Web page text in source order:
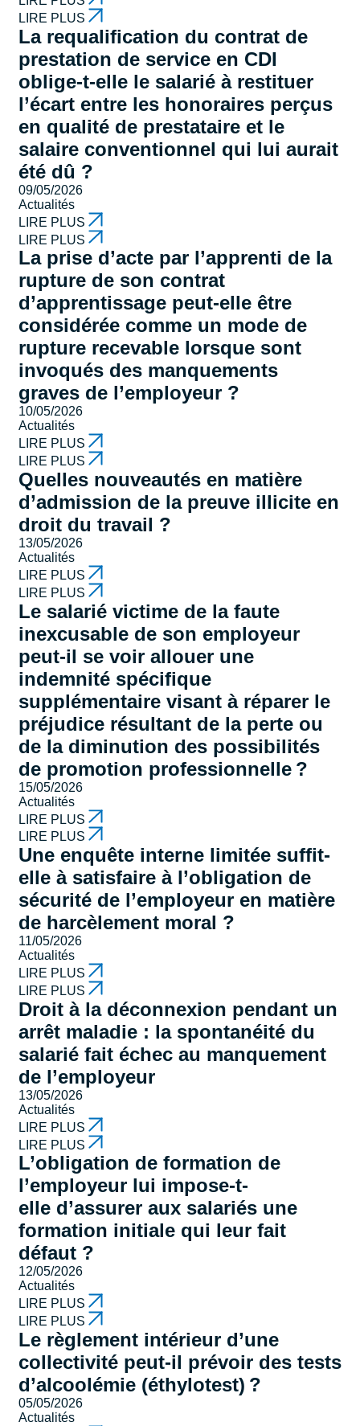
LIRE PLUS
La requalification du contrat de
prestation de service en CDI
oblige-t-elle le salarié à restituer
l’écart entre les honoraires perçus
en qualité de prestataire et le
salaire conventionnel qui lui aurait
été dû ?
09/05/2026
Actualités
LIRE PLUS
LIRE PLUS
La prise d’acte par l’apprenti de la
rupture de son contrat
d’apprentissage peut-elle être
considérée comme un mode de
rupture recevable lorsque sont
invoqués des manquements
graves de l’employeur ?
10/05/2026
Actualités
LIRE PLUS
LIRE PLUS
Quelles nouveautés en matière
d’admission de la preuve illicite en
droit du travail ?
13/05/2026
Actualités
LIRE PLUS
LIRE PLUS
Le salarié victime de la faute
inexcusable de son employeur
peut-il se voir allouer une
indemnité spécifique
supplémentaire visant à réparer le
préjudice résultant de la perte ou
de la diminution des possibilités
de promotion professionnelle ?
15/05/2026
Actualités
LIRE PLUS
LIRE PLUS
Une enquête interne limitée suffit-
elle à satisfaire à l’obligation de
sécurité de l’employeur en matière
de harcèlement moral ?
11/05/2026
Actualités
LIRE PLUS
LIRE PLUS
Droit à la déconnexion pendant un
arrêt maladie : la spontanéité du
salarié fait échec au manquement
de l’employeur
13/05/2026
Actualités
LIRE PLUS
LIRE PLUS
L’obligation de formation de
l’employeur lui impose-t-
elle d’assurer aux salariés une
formation initiale qui leur fait
défaut ?
12/05/2026
Actualités
LIRE PLUS
LIRE PLUS
Le règlement intérieur d’une
collectivité peut-il prévoir des tests
d’alcoolémie (éthylotest) ?
05/05/2026
Actualités